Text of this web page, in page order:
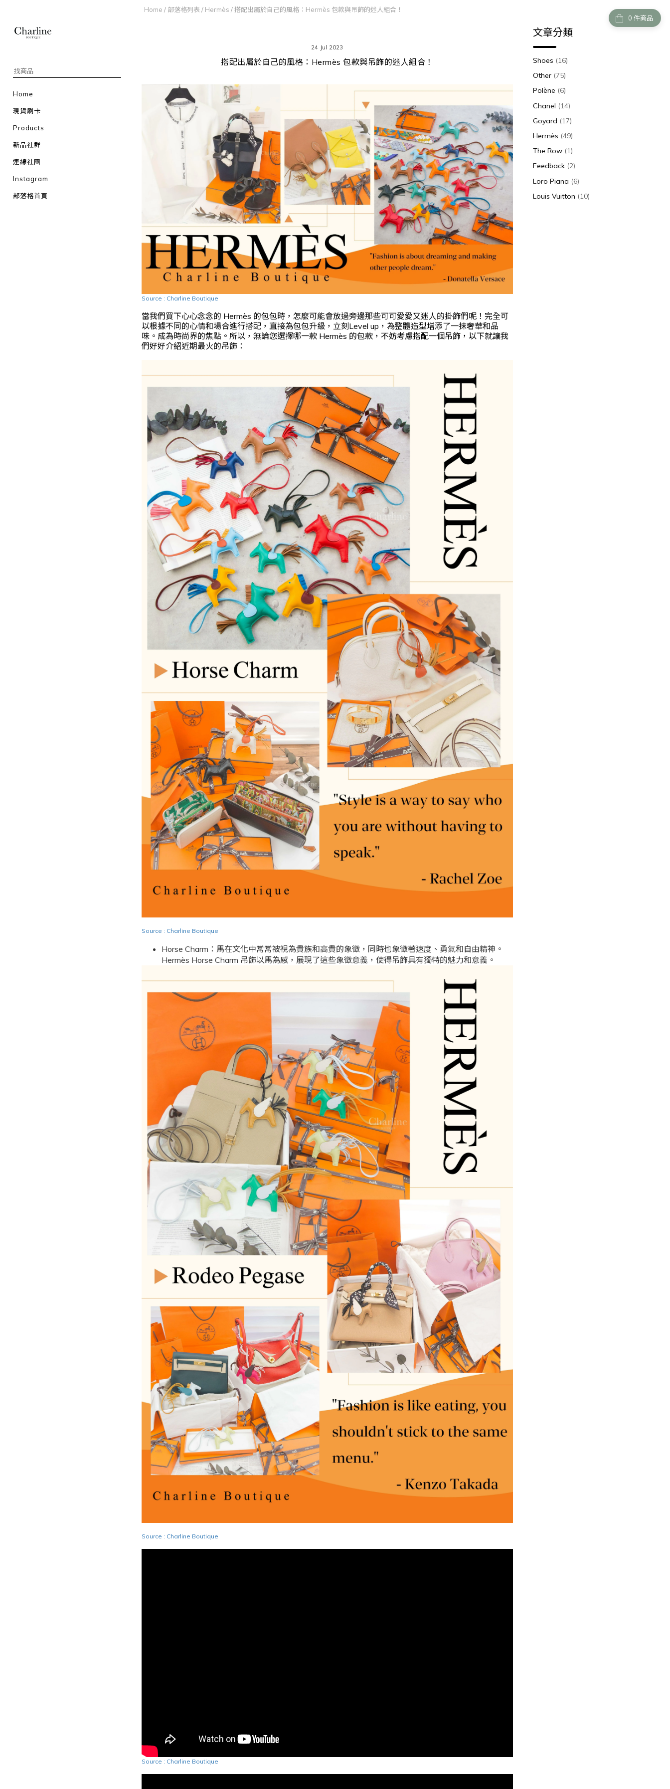
Home
現貨刷卡
Products
新品社群
連線社團
Instagram
部落格首頁
件商品
Home / 部落格列表 / Hermès /搭配出屬於自己的風格：Hermès 包款與吊飾的迷人組合！
24 Jul 2023
搭配出屬於自己的風格：Hermès 包款與吊飾的迷人組合！
Source : Charline Boutique
當我們買下心心念念的 Hermès 的包包時，怎麼可能會放過旁邊那些可可愛愛又迷人的掛飾們呢！完全可
以根據不同的心情和場合進行搭配，直接為包包升級，立刻Level up，為整體造型增添了一抹奢華和品
味。成為時尚界的焦點。所以，無論您選擇哪一款 Hermès 的包款，不妨考慮搭配一個吊飾，以下就讓我
們好好介紹近期最火的吊飾：
Source : Charline Boutique
Horse Charm：馬在文化中常常被視為貴族和高貴的象徵，同時也象徵著速度、勇氣和自由精神。
Hermès Horse Charm 吊飾以馬為感，展現了這些象徵意義，使得吊飾具有獨特的魅力和意義。
Source : Charline Boutique
Source : Charline Boutique
文章分類
Shoes (16)
Other (75)
Polène (6)
Chanel (14)
Goyard (17)
Hermès (49)
The Row (1)
Feedback (2)
Loro Piana (6)
Louis Vuitton (10)